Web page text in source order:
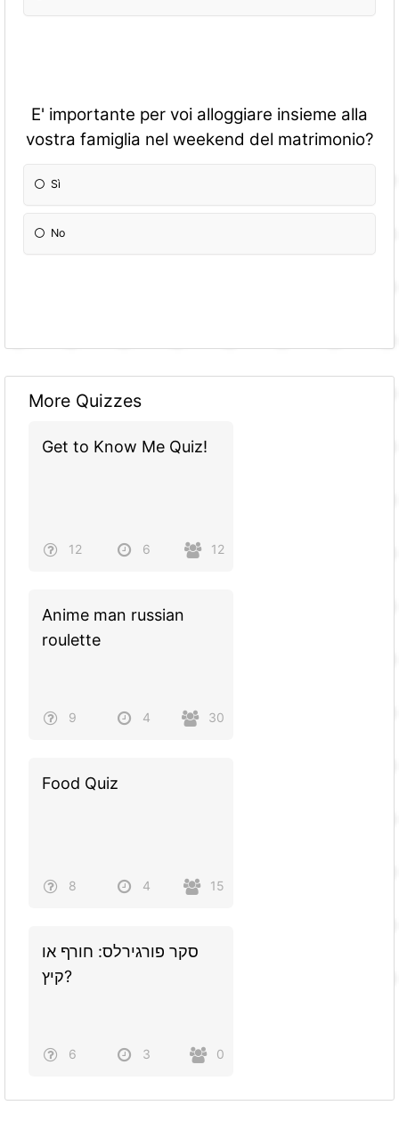
E' importante per voi alloggiare insieme alla
vostra famiglia nel weekend del matrimonio?
Sì
No
More Quizzes
Get to Know Me Quiz!
12 6 12
Anime man russian
roulette
9 4 30
Food Quiz
8 4 15
סקר פורגירלס: חורף או
קיץ?
6 3 0